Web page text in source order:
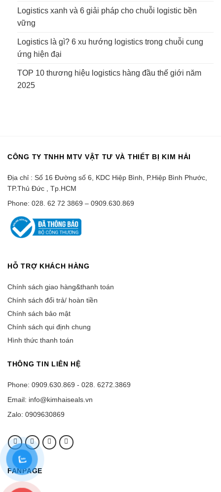
Logistics xanh và 6 giải pháp cho chuỗi logistic bền
vững
Logistics là gì? 6 xu hướng logistics trong chuỗi cung
ứng hiện đại
TOP 10 thương hiệu logistics hàng đầu thế giới năm
2025
CÔNG TY TNHH MTV VẬT TƯ VÀ THIẾT BỊ KIM HẢI
Địa chỉ : Số 16 Đường số 6, KDC Hiệp Bình, P.Hiệp Bình Phước,
TP.Thủ Đức , Tp.HCM
Phone: 028. 62 72 3869 – 0909.630.869
HỖ TRỢ KHÁCH HÀNG
Chính sách giao hàng&thanh toán
Chính sách đổi trả/ hoàn tiền
Chính sách bảo mật
Chính sách qui định chung
Hình thức thanh toán
THÔNG TIN LIÊN HỆ
Phone: 0909.630.869 - 028. 6272.3869
Email: info@kimhaiseals.vn
Zalo: 0909630869
FANPAGE